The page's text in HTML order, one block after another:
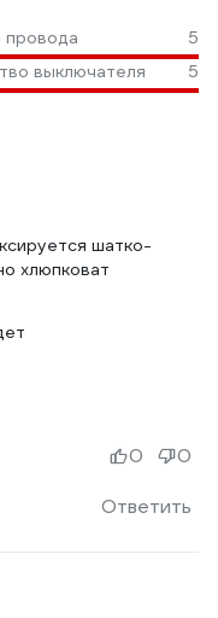
провода
5
выключателя
5
шатко-
хлюпковат
Ответить
0 0